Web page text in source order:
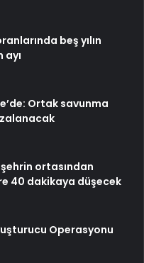
beş yılın
ayı
Ortak savunma
ortasından
40 dakikaya düşecek
Operasyonu